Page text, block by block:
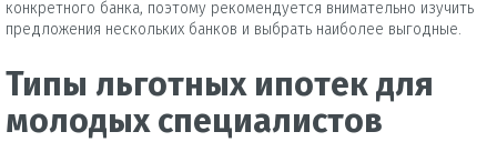
конкретного банка, поэтому рекомендуется внимательно изучить
предложения нескольких банков и выбрать наиболее выгодные.
Типы льготных ипотек для
молодых специалистов